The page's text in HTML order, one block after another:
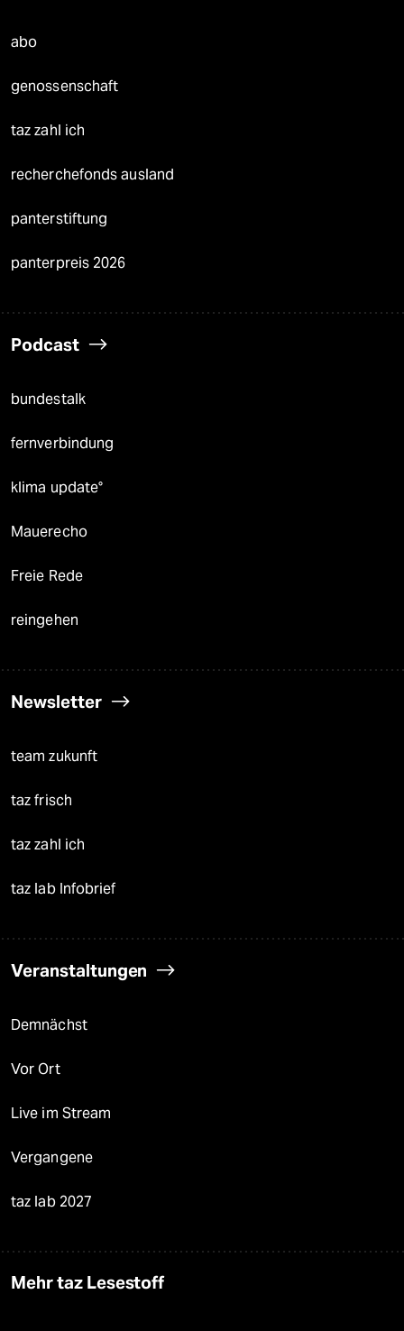
abo
genossenschaft
taz zahl ich
recherchefonds ausland
panterstiftung
panterpreis 2026
Podcast
bundestalk
fernverbindung
klima update°
Mauerecho
Freie Rede
reingehen
Newsletter
team zukunft
taz frisch
taz zahl ich
taz lab Infobrief
Veranstaltungen
Demnächst
Vor Ort
Live im Stream
Vergangene
taz lab 2027
Mehr taz Lesestoff